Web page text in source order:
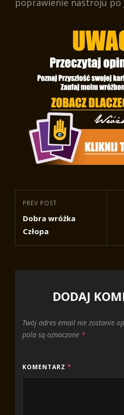
poprawienie nastroju po
Nawigacja
wpisu
Previous
Post
PREV POST
Dobra wróżka
Człopa
DODAJ
Twój adres email nie zostanie
pola są oznaczone *
KOMENTARZ *